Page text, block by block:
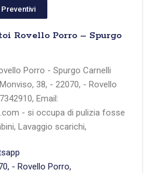
Preventivi
Rovello Porro – Spurgo
Porro - Spurgo Carnelli
38, - 22070, - Rovello
Email:
- si occupa di pulizia fosse
Lavaggio scarichi,
- Rovello Porro,